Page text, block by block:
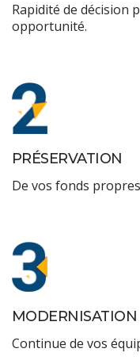
Rapidité de décision
opportunité.
PRÉSERVATION
De vos fonds
MODERNISATION
Continue de vos